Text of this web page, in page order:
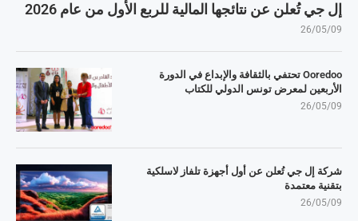
إل جي تُعلن عن نتائجها المالية للربع الأول من عام 2026
26/05/09
Ooredoo تحتفي بالثقافة والإبداع في الدورة
الأربعين لمعرض تونس الدولي للكتاب
26/05/09
شركة إل جي تُعلن عن أول أجهزة تلفاز لاسلكية
بتقنية معتمدة
26/05/09